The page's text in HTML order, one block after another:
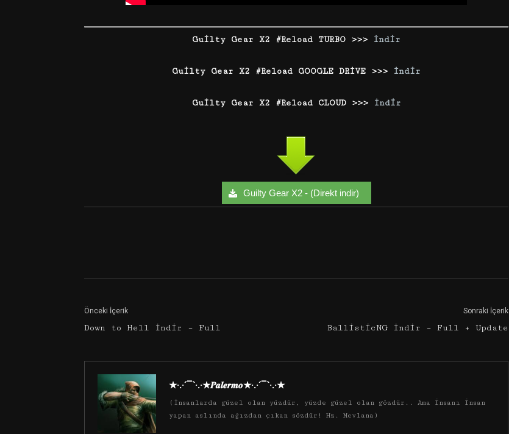
Guilty Gear X2 #Reload TURBO >>> İndir
Guilty Gear X2 #Reload GOOGLE DRİVE >>> İndir
Guilty Gear X2 #Reload CLOUD >>> İndir
Guilty Gear X2 - (Direkt indir)
Önceki İçerik
Down to Hell İndir – Full
Sonraki İçerik
BallisticNG İndir – Full + Update
★·.·´¯`·.·★𝑷𝒂𝒍𝒆𝒓𝒎𝒐★·.·´¯`·.·★
(İnsanlarda güzel olan yüzdür, yüzde güzel olan gözdür.. Ama insanı insan
yapan aslında ağızdan çıkan sözdür! Hz. Mevlana)